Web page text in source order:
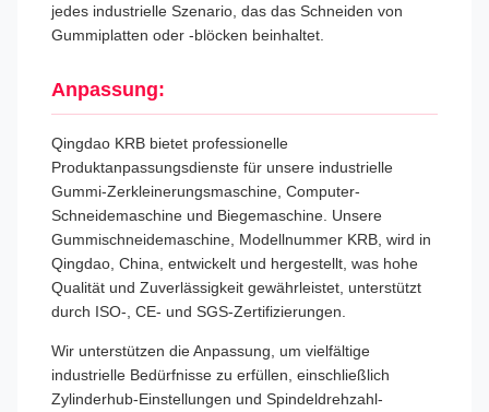
jedes industrielle Szenario, das das Schneiden von
Gummiplatten oder -blöcken beinhaltet.
Anpassung:
Qingdao KRB bietet professionelle
Produktanpassungsdienste für unsere industrielle
Gummi-Zerkleinerungsmaschine, Computer-
Schneidemaschine und Biegemaschine. Unsere
Gummischneidemaschine, Modellnummer KRB, wird in
Qingdao, China, entwickelt und hergestellt, was hohe
Qualität und Zuverlässigkeit gewährleistet, unterstützt
durch ISO-, CE- und SGS-Zertifizierungen.
Wir unterstützen die Anpassung, um vielfältige
industrielle Bedürfnisse zu erfüllen, einschließlich
Zylinderhub-Einstellungen und Spindeldrehzahl-